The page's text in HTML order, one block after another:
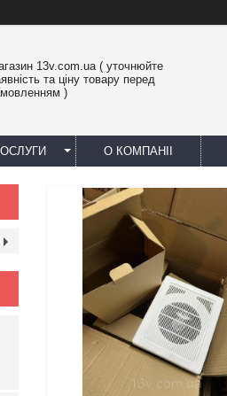
13v.com.ua ( уточнюйте
та ціну товару перед
)
О КОМПАНІІ